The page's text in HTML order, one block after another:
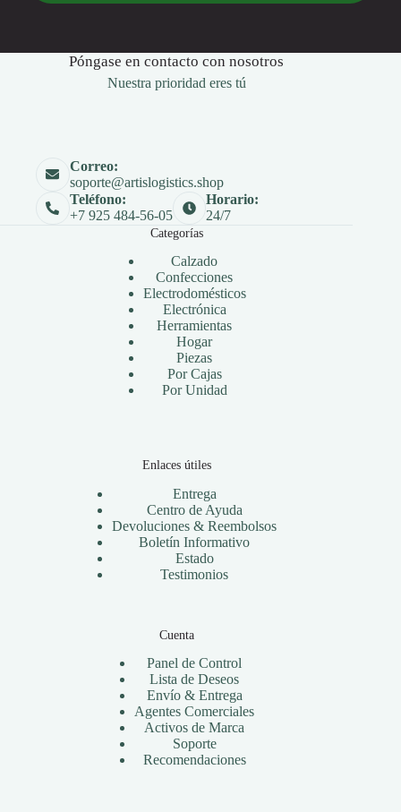
Póngase en contacto con nosotros
Nuestra prioridad eres tú
Correo:
soporte@artislogistics.shop
Teléfono:
+7 925 484-56-05
Horario:
24/7
Categorías
Calzado
Confecciones
Electrodomésticos
Electrónica
Herramientas
Hogar
Piezas
Por Cajas
Por Unidad
Enlaces útiles
Entrega
Centro de Ayuda
Devoluciones & Reembolsos
Boletín Informativo
Estado
Testimonios
Cuenta
Panel de Control
Lista de Deseos
Envío & Entrega
Agentes Comerciales
Activos de Marca
Soporte
Recomendaciones